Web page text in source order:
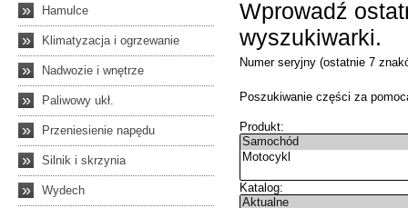
» Hamulce
» Klimatyzacja i ogrzewanie
» Nadwozie i wnętrze
» Paliwowy ukł.
» Przeniesienie napędu
» Silnik i skrzynia
» Wydech